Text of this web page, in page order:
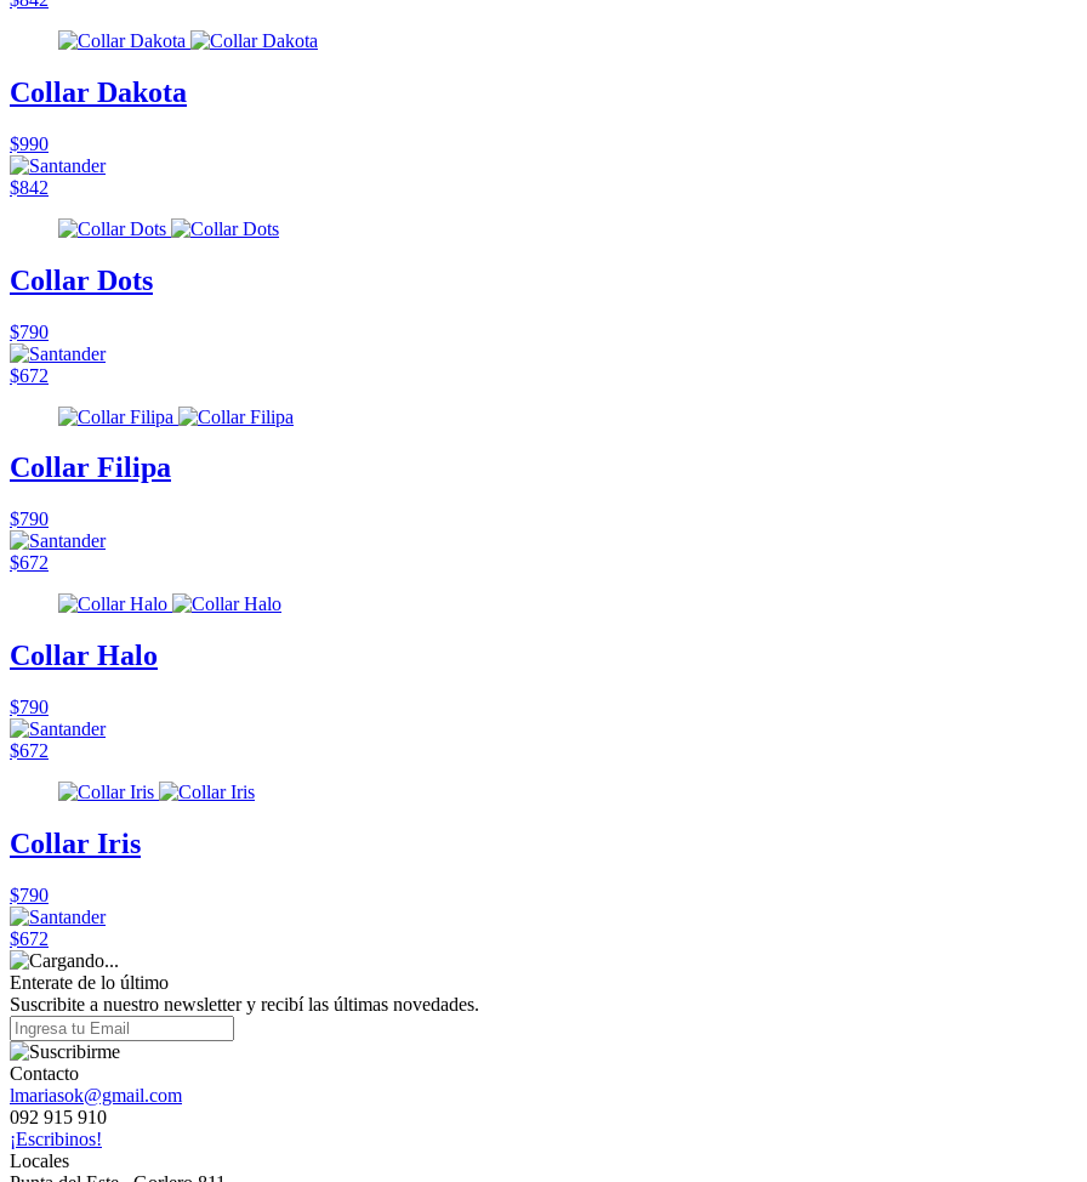
Collar Dakota
$990
$842
Collar Dots
$790
$672
Collar Filipa
$790
$672
Collar Halo
$790
$672
Collar Iris
$790
$672
Enterate de lo último
Suscribite a nuestro newsletter y recibí las últimas novedades.
Contacto
lmariasok@gmail.com
092 915 910
¡Escribinos!
Locales